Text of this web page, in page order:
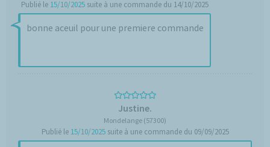
Publié le 15/10/2025suite à une commande du 14/10/2025
bonne aceuil pour une premiere commande
Justine.
Mondelange (57300)
Publié le 15/10/2025suite à une commande du 09/09/2025